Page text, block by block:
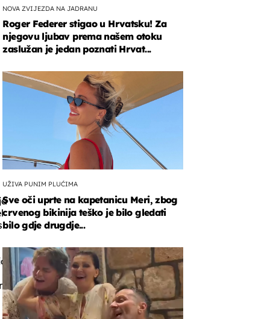
NOVA ZVIJEZDA NA JADRANU
Roger Federer stigao u Hrvatsku! Za
njegovu ljubav prema našem otoku
zaslužan je jedan poznati Hrvat...
UŽIVA PUNIM PLUĆIMA
Sve oči uprte na kapetanicu Meri, zbog
crvenog bikinija teško je bilo gledati
bilo gdje drugdje...